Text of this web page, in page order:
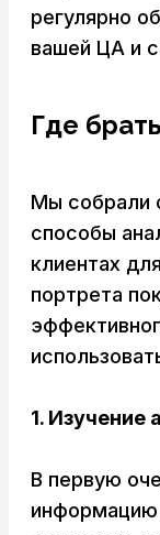
регулярно
вашей ЦА и
Где
Мы собрали
способы
клиентах
портрета
1. Изучение
В первую
информацию